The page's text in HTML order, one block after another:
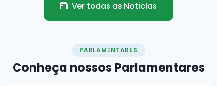
Ver todas as Notícias
PARLAMENTARES
Conheça nossosParlamentares